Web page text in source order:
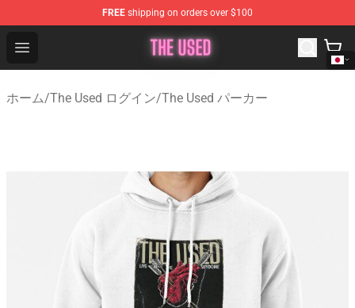
FREE shipping on orders over $100
Open menu
The Used Store - Official The Used Merchandise Shop
ホーム/The Used ログイン/The Used パーカー